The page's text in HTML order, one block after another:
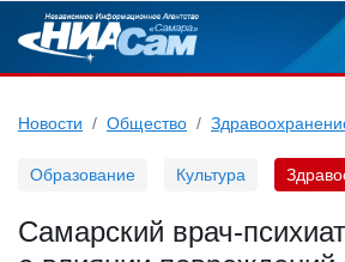
Новости Общество
Образование Культура
Самарский врач-